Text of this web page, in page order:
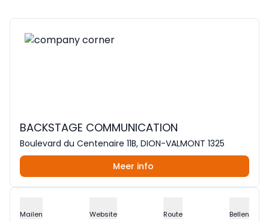
BACKSTAGE COMMUNICATION
Boulevard du Centenaire 11B, DION-VALMONT 1325
Meer info
Mailen Website Route Bellen